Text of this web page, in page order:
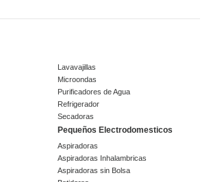
Lavavajillas
Microondas
Purificadores de Agua
Refrigerador
Secadoras
Pequeños Electrodomesticos
Aspiradoras
Aspiradoras Inhalambricas
Aspiradoras sin Bolsa